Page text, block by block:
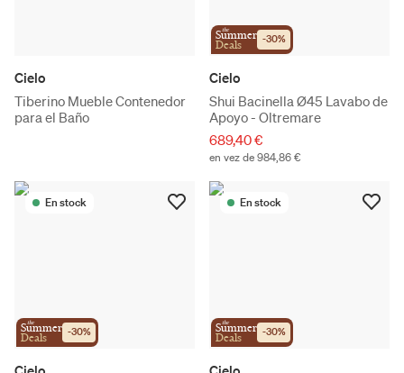
Cielo
Tiberino Mueble Contenedor
para el Baño
the
Summer
Deals -30%
Cielo
Shui Bacinella Ø45 Lavabo de
Apoyo - Oltremare
689,40 €
en vez de 984,86 €
En stock
the
Summer
Deals -30%
En stock
the
Summer
Deals -30%